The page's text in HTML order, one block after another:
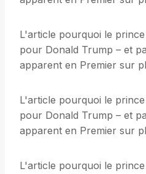
L'article pourquoi le
pour Donald Trump – et
apparent en Premier sur
L'article pourquoi le
pour Donald Trump – et
apparent en Premier sur
L'article pourquoi le